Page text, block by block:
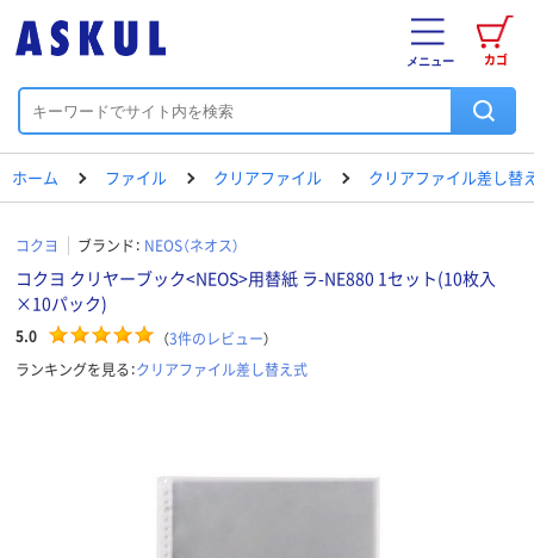
カゴ
メニュー
ホーム ファイル クリアファイル クリアファイル差し替
コクヨ ブランド： NEOS（ネオス）
コクヨ クリヤーブック<NEOS>用替紙 ラ-NE880 1セット(10枚入
×10パック)
5.0 （3件のレビュー）
ランキングを見る：クリアファイル差し替え式